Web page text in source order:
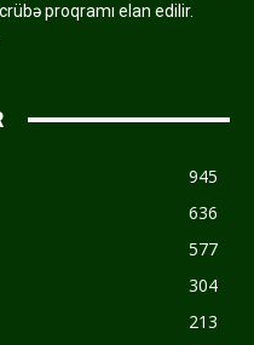
proqramı elan edilir.
945
636
577
304
213